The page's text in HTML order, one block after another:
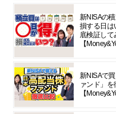
新NISAの
損する日は
底検証して
【
新NISAで
ァンド」を
【